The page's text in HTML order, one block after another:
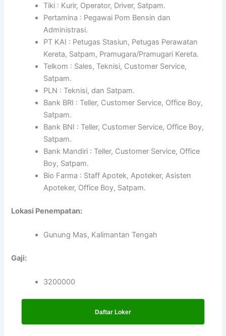
Tiki : Kurir, Operator, Driver, Satpam.
Pertamina : Pegawai Pom Bensin dan
Administrasi.
PT KAI : Petugas Stasiun, Petugas Perawatan
Kereta, Satpam, Pramugara/Pramugari Kereta.
Telkom : Sales, Teknisi, Customer Service,
Satpam.
PLN : Teknisi, dan Satpam.
Bank BRI : Teller, Customer Service, Office Boy,
Satpam.
Bank BNI : Teller, Customer Service, Office Boy,
Satpam.
Bank Mandiri : Teller, Customer Service, Office
Boy, Satpam.
Bio Farma : Staff Apotek, Apoteker, Asisten
Apoteker, Office Boy, Satpam.
Lokasi Penempatan:
Gunung Mas, Kalimantan Tengah
Gaji:
3200000
Daftar Loker